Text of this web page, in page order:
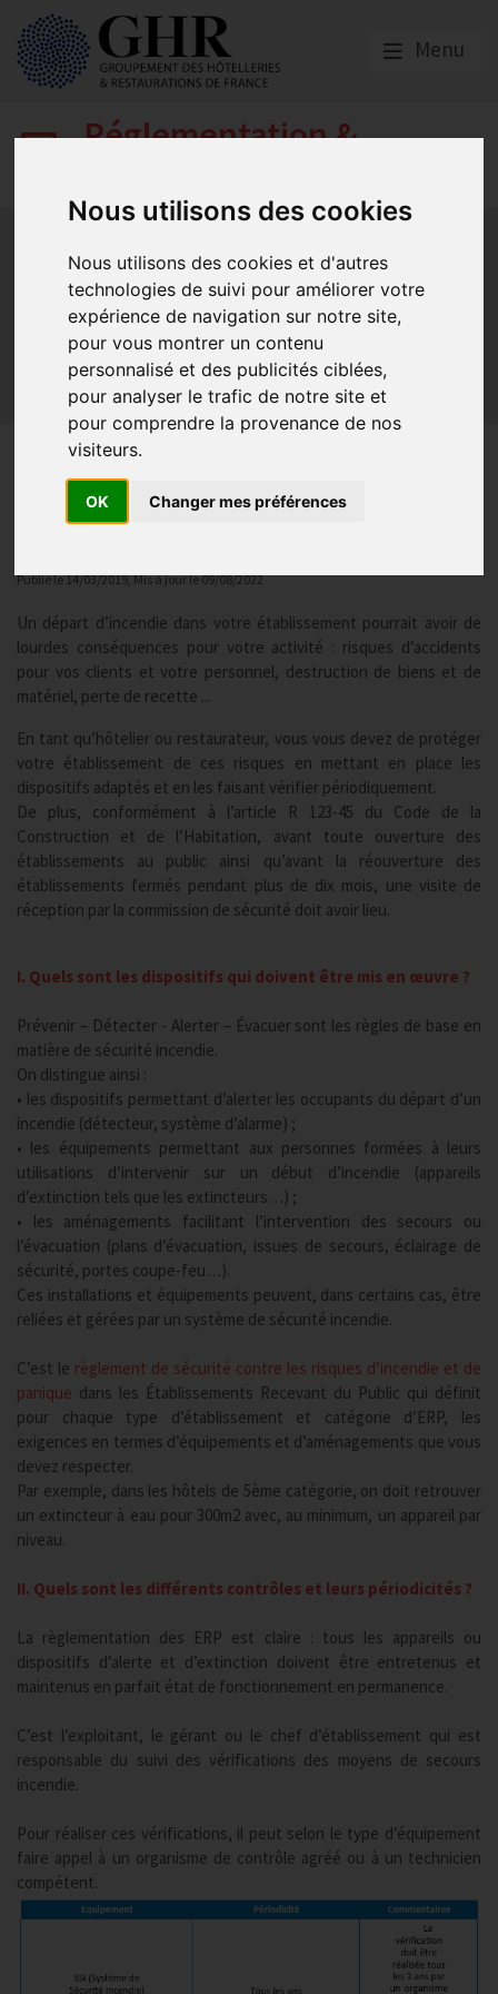
Nous utilisons des cookies
Nous utilisons des cookies et d'autres
technologies de suivi pour améliorer votre
expérience de navigation sur notre site,
pour vous montrer un contenu
personnalisé et des publicités ciblées,
pour analyser le trafic de notre site et
pour comprendre la provenance de nos
visiteurs.
OK Changer mes préférences
Menu
Réglementation &
Bail commercial Hygiène La SACEM et la SPRE
Les formations obligatoires
Les obligations dans les débits de boissons et les
discothèques
Les obligations dans les hôtels
Les obligations dans les restaurants
Sécurité et Accessibilité
Tabac et vapotage
La sécurité incendie
Publié le14/03/2019, Mis à jour le09/08/2022
Un départ d’incendie dans votre établissement pourrait avoir de
lourdes conséquences pour votre activité : risques d’accidents
pour vos clients et votre personnel, destruction de biens et de
matériel, perte de recette ...
En tant qu’hôtelier ou restaurateur, vous vous devez de protéger
votre établissement de ces risques en mettant en place les
dispositifs adaptés et en les faisant vérifier périodiquement.
De plus, conformément à l’article R 123-45 du Code de la
Construction et de l’Habitation, avant toute ouverture des
établissements au public ainsi qu’avant la réouverture des
établissements fermés pendant plus de dix mois, une visite de
réception par la commission de sécurité doit avoir lieu.
I. Quels sont les dispositifs qui doivent être mis en œuvre ?
Prévenir – Détecter - Alerter – Évacuer sont les règles de base en
matière de sécurité incendie.
On distingue ainsi :
• les dispositifs permettant d’alerter les occupants du départ d’un
incendie (détecteur, système d’alarme) ;
• les équipements permettant aux personnes formées à leurs
utilisations d’intervenir sur un début d’incendie (appareils
d’extinction tels que les extincteurs…) ;
• les aménagements facilitant l’intervention des secours ou
l’évacuation (plans d’évacuation, issues de secours, éclairage de
sécurité, portes coupe-feu…).
Ces installations et équipements peuvent, dans certains cas, être
reliées et gérées par un système de sécurité incendie.
C’est le règlement de sécurité contre les risques d’incendie et de
panique dans les Établissements Recevant du Public qui définit
pour chaque type d’établissement et catégorie d’ERP, les
exigences en termes d’équipements et d’aménagements que vous
devez respecter.
Par exemple, dans les hôtels de 5ème catégorie, on doit retrouver
un extincteur à eau pour 300m2 avec, au minimum, un appareil par
niveau.
II. Quels sont les différents contrôles et leurs périodicités ?
La règlementation des ERP est claire : tous les appareils ou
dispositifs d’alerte et d’extinction doivent être entretenus et
maintenus en parfait état de fonctionnement en permanence.
C’est l’exploitant, le gérant ou le chef d’établissement qui est
responsable du suivi des vérifications des moyens de secours
incendie.
Pour réaliser ces vérifications, il peut selon le type d’équipement
faire appel à un organisme de contrôle agréé ou à un technicien
compétent.